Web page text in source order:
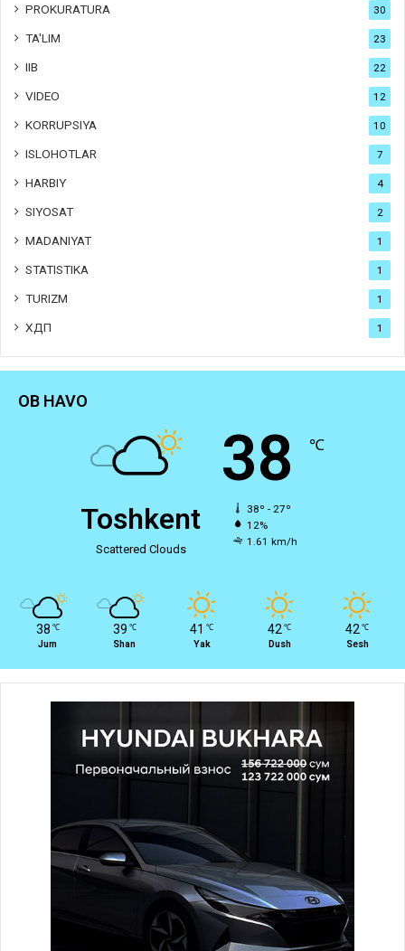
PROKURATURA 30
TA'LIM 23
IIB 22
VIDEO 12
KORRUPSIYA 10
ISLOHOTLAR 7
HARBIY 4
SIYOSAT 2
MADANIYAT 1
STATISTIKA 1
TURIZM 1
ХДП 1
OB HAVO
Toshkent
Scattered Clouds
38 ℃
38º - 27º
12%
1.61 km/h
38 ℃
Jum
39 ℃
Shan
41 ℃
Yak
42 ℃
Dush
42 ℃
Sesh